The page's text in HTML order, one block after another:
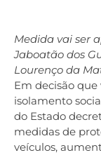
Medida vai ser
Jaboatão dos
Lourenço da
Em decisão
isolamento
do Estado
medidas de
veículos,